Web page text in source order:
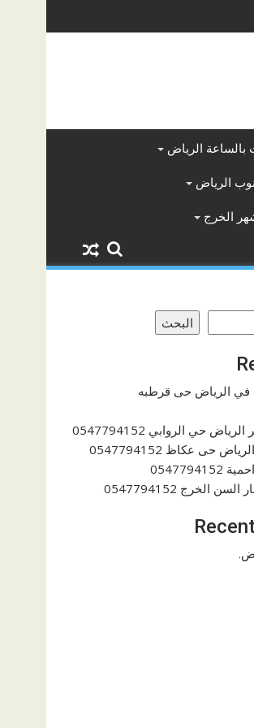
بالساعة الرياض
الرياض
الخرج
البحث
في الرياض حى قرطبه
حي الروابي 0547794152
حى عكاظ 0547794152
0547794152